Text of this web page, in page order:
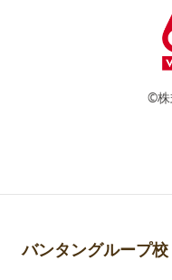
©株
バンタングループ校